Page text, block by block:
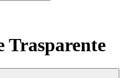
Trasparente